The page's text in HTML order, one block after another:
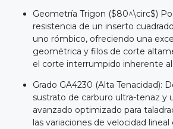
Geometría Trigon ($80^\circ$)
resistencia de un inserto
uno rómbico, ofreciendo una
geométrica y filos de corte
el corte interrumpido inherente al
Grado GA4230 (Alta Tenacidad):
sustrato de carburo ultra-tenaz y
avanzado optimizado para
las variaciones de velocidad